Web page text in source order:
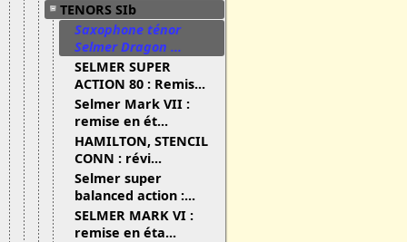
TENORS SIb
Saxophone ténor
Selmer Dragon ...
SELMER SUPER
ACTION 80 : Remis...
Selmer Mark VII :
remise en ét...
HAMILTON, STENCIL
CONN : révi...
Selmer super
balanced action :...
SELMER MARK VI :
remise en éta...